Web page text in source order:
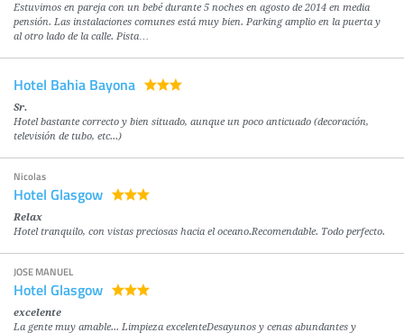
Estuvimos en pareja con un bebé durante 5 noches en agosto de 2014 en media
pensión. Las instalaciones comunes está muy bien. Parking amplio en la puerta y
al otro lado de la calle. Pista…
Hotel Bahia Bayona
Sr.
Hotel bastante correcto y bien situado, aunque un poco anticuado (decoración,
televisión de tubo, etc...)
Nicolas
Hotel Glasgow
Relax
Hotel tranquilo, con vistas preciosas hacia el oceano.Recomendable. Todo perfecto.
JOSE MANUEL
Hotel Glasgow
excelente
La gente muy amable... Limpieza excelenteDesayunos y cenas abundantes y